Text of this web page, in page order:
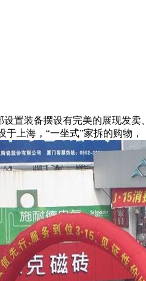
装备摆设有完美的展现发卖
上海，“一坐式”家拆的购物，